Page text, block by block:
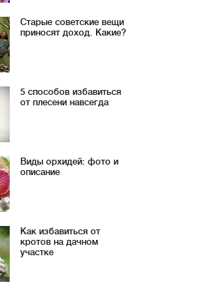
Старые советские вещи
приносят доход. Какие?
5 способов избавиться
от плесени навсегда
Виды орхидей: фото и
описание
Как избавиться от
кротов на дачном
участке